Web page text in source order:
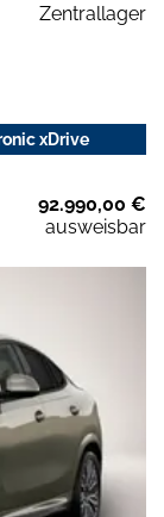
Zentrallager
xDrive
92.990,00 €
ausweisbar